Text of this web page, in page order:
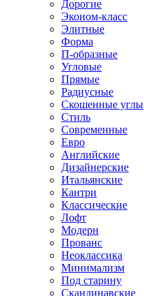
Дорогие
Эконом-класс
Элитные
Форма
П-образные
Угловые
Прямые
Радиусные
Скошенные углы
Стиль
Современные
Евро
Английские
Дизайнерские
Итальянские
Кантри
Классические
Лофт
Модерн
Прованс
Неоклассика
Минимализм
Под старину
Скандинавские